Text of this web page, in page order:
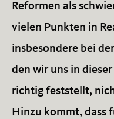
Reformen als
vielen Punkten in
insbesondere bei
den wir uns in
richtig feststellt,
Hinzu kommt, dass